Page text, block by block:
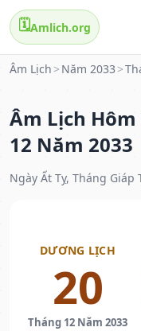
🗓️Amlich.org
Âm Lịch > Năm 2033 >
Âm Lịch
12 Năm 2033
Ngày Ất Tỵ, Tháng Giáp
DƯƠNG LỊCH
20
Tháng 12 Năm 2033